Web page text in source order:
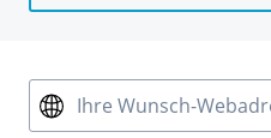
Ihre Wunsch-